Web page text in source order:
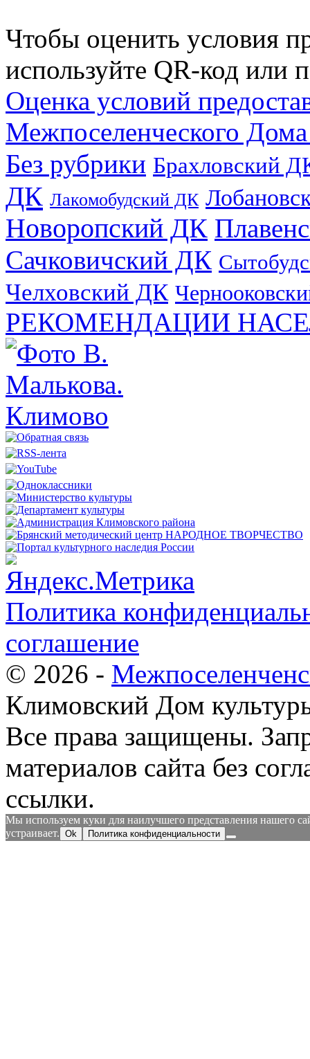
Чтобы оценить условия
используйте QR-код или
Оценка условий
Межпоселенческого
Без рубрики Брахловский
ДК Лакомобудский ДК
Новоропский ДК
Сачковичский ДК
Челховский ДК
РЕКОМЕНДАЦИИ
Политика
соглашение
© 2026 -
Климовский Дом
Все права защищены.
материалов сайта без
ссылки.
Мы используем куки для наилучшего представления нашего
устраивает. Ok Политика конфиденциальности